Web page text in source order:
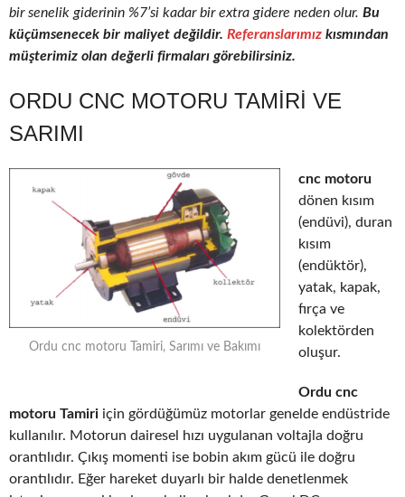
bir senelik giderinin %7’si kadar bir extra gidere neden olur. Bu
küçümsenecek bir maliyet değildir. Referanslarımız kısmından
müşterimiz olan değerli firmaları görebilirsiniz.
ORDU CNC MOTORU TAMIRI VE
SARIMI
Ordu cnc motoru Tamiri, Sarımı ve Bakımı
cnc motoru
dönen kısım
(endüvi), duran
kısım
(endüktör),
yatak, kapak,
fırça ve
kolektörden
oluşur.
Ordu cnc
motoru Tamiri için gördüğümüz motorlar genelde endüstride
kullanılır. Motorun dairesel hızı uygulanan voltajla doğru
orantılıdır. Çıkış momenti ise bobin akım gücü ile doğru
orantılıdır. Eğer hareket duyarlı bir halde denetlenmek